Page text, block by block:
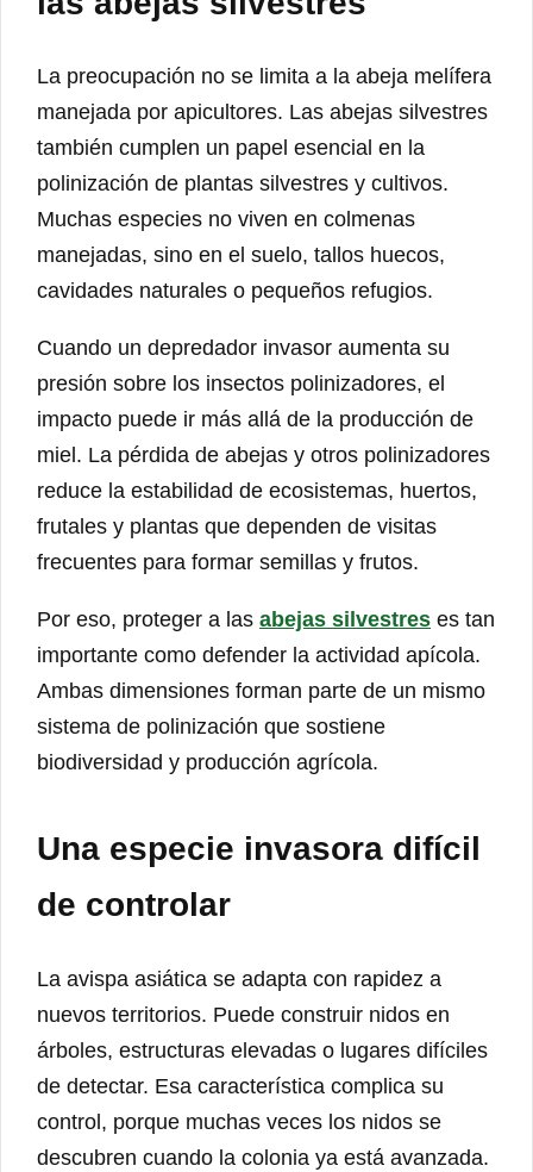
La preocupación no se limita a la abeja melífera
manejada por apicultores. Las abejas silvestres
también cumplen un papel esencial en la
polinización de plantas silvestres y cultivos.
Muchas especies no viven en colmenas
manejadas, sino en el suelo, tallos huecos,
cavidades naturales o pequeños refugios.
Cuando un depredador invasor aumenta su
presión sobre los insectos polinizadores, el
impacto puede ir más allá de la producción de
miel. La pérdida de abejas y otros polinizadores
reduce la estabilidad de ecosistemas, huertos,
frutales y plantas que dependen de visitas
frecuentes para formar semillas y frutos.
Por eso, proteger a las abejas silvestres es tan
importante como defender la actividad apícola.
Ambas dimensiones forman parte de un mismo
sistema de polinización que sostiene
biodiversidad y producción agrícola.
Una especie invasora difícil
de controlar
La avispa asiática se adapta con rapidez a
nuevos territorios. Puede construir nidos en
árboles, estructuras elevadas o lugares difíciles
de detectar. Esa característica complica su
control, porque muchas veces los nidos se
descubren cuando la colonia ya está avanzada.